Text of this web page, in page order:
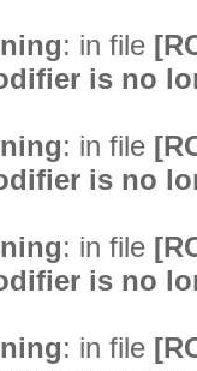
: in file
is no
: in file
is no
: in file
is no
: in file